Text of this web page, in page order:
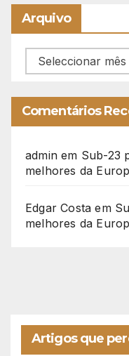
Arquivo
Arquivo
Comentários
admin em Sub-23
melhores da
Edgar Costa em
melhores da
Artigos que